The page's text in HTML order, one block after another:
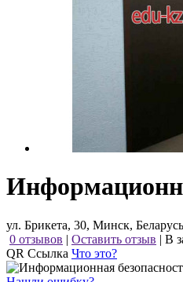
ул. Брикета, 30, Минск, Беларусь
0 отзывов | Оставить отзыв | В
QR Ссылка Что это?